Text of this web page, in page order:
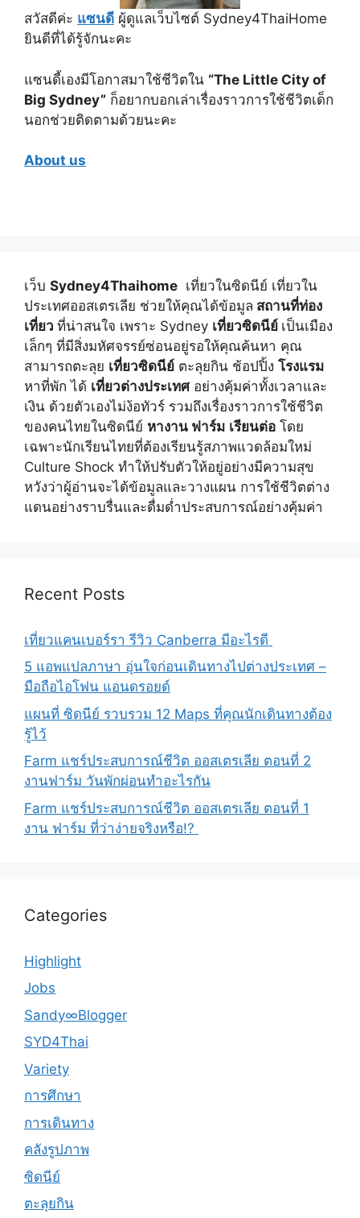
สวัสดีค่ะ แซนดี ผู้ดูแลเว็บไซต์ Sydney4ThaiHome
ยินดีที่ได้รู้จักนะคะ
แซนดี้เองมีโอกาสมาใช้ชีวิตใน “The Little City of
Big Sydney” ก็อยากบอกเล่าเรื่องราวการใช้ชีวิตเด็ก
นอกช่วยติดตามด้วยนะคะ
About us
เว็บ Sydney4Thaihome เที่ยวในซิดนีย์ เที่ยวใน
ประเทศออสเตรเลีย ช่วยให้คุณได้ข้อมูล สถานที่ท่อง
เที่ยว ที่น่าสนใจ เพราะ Sydney เที่ยวซิดนีย์ เป็นเมือง
เล็กๆ ที่มีสิ่งมหัศจรรย์ซ่อนอยู่รอให้คุณค้นหา คุณ
สามารถตะลุย เที่ยวซิดนีย์ ตะลุยกิน ช้อปปิ้ง โรงแรม
หาที่พัก ได้ เที่ยวต่างประเทศอย่างคุ้มค่าทั้งเวลาและ
เงิน ด้วยตัวเองไม่ง้อทัวร์ รวมถึงเรื่องราวการใช้ชีวิต
ของคนไทยในซิดนีย์ หางาน ฟาร์ม เรียนต่อ โดย
เฉพาะนักเรียนไทยที่ต้องเรียนรู้สภาพแวดล้อมใหม่
Culture Shock ทำให้ปรับตัวให้อยู่อย่างมีความสุข
หวังว่าผู้อ่านจะได้ข้อมูลและวางแผน การใช้ชีวิตต่าง
แดนอย่างราบรื่นและดื่มด่ำประสบการณ์อย่างคุ้มค่า
Recent Posts
เที่ยวแคนเบอร์รา รีวิว Canberra มีอะไรดี
5 แอพแปลภาษา อุ่นใจก่อนเดินทางไปต่างประเทศ –
มือถือไอโฟน แอนดรอยด์
แผนที่ ซิดนีย์ รวบรวม 12 Maps ที่คุณนักเดินทางต้อง
รู้ไว้
Farm แชร์ประสบการณ์ชีวิต ออสเตรเลีย ตอนที่ 2
งานฟาร์ม วันพักผ่อนทำอะไรกัน
Farm แชร์ประสบการณ์ชีวิต ออสเตรเลีย ตอนที่ 1
งาน ฟาร์ม ที่ว่าง่ายจริงหรือ!?
Categories
Highlight
Jobs
Sandy∞Blogger
SYD4Thai
Variety
การศึกษา
การเดินทาง
คลังรูปภาพ
ซิดนีย์
ตะลุยกิน